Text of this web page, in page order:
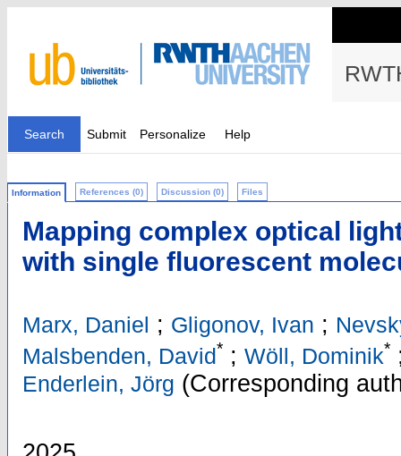
Search Submit Personalize Help
Information References (0) Discussion (0) Files
Mapping complex optical
with single fluorescent
Marx, Daniel ; Gligonov, Ivan ;
Malsbenden, David* ; Wöll, Dominik*
Enderlein, Jörg (Corresponding